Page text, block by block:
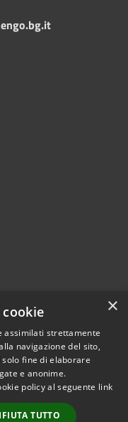
© 2026 • Comune di
• Powered by
•
Accesso
×
assimilati strettamente
navigazione del sito,
fine di elaborare
e anonime.
policy al seguente link
TUTTO